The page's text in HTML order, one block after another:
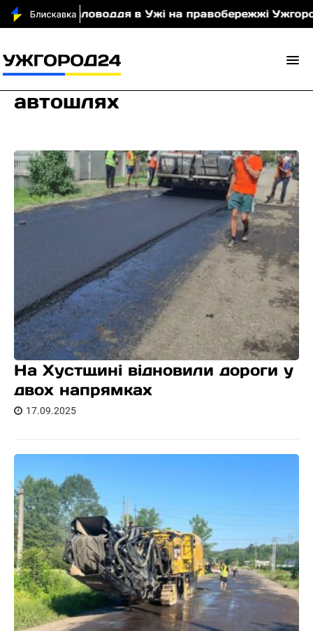
маловоддя в Ужі на правобережжі Ужгорода
автошлях
На Хустщині відновили дороги у
двох напрямках
17.09.2025